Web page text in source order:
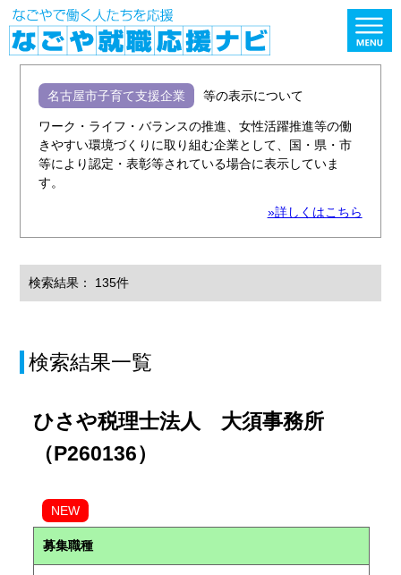
名古屋市子育て支援企業 等の表示について
ワーク・ライフ・バランスの推進、女性活躍推進等の働
きやすい環境づくりに取り組む企業として、国・県・市
等により認定・表彰等されている場合に表示していま
す。
»詳しくはこちら
検索結果： 135件
検索結果一覧
ひさや税理士法人 大須事務所
（P260136）
NEW
募集職種